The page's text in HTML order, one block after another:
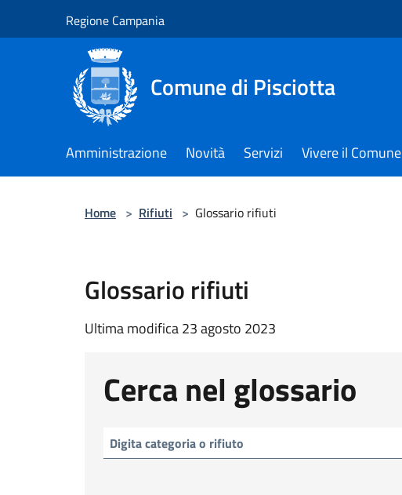
Regione Campania
Comune di Pisciotta
Amministrazione Novità Servizi Vivere il Comune
Home > Rifiuti > Glossario rifiuti
Glossario rifiuti
Ultima modifica 23 agosto 2023
Cerca nel glossario